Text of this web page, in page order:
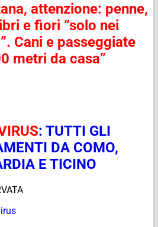
attenzione: penne,
e fiori “solo nei
Cani e passeggiate
metri da casa”
: TUTTI GLI
DA COMO,
E TICINO